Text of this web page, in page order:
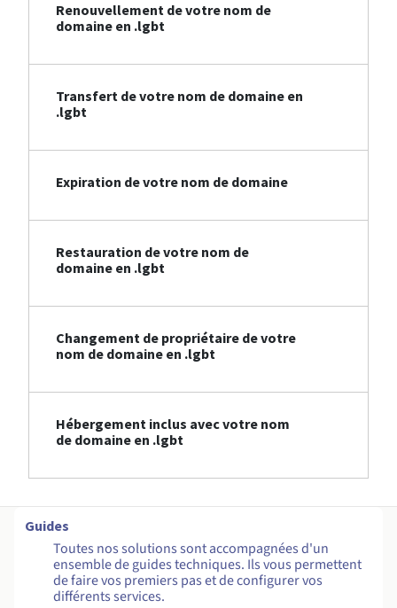
Renouvellement de votre nom de
domaine en .lgbt
Transfert de votre nom de domaine en
.lgbt
Expiration de votre nom de domaine
Restauration de votre nom de
domaine en .lgbt
Changement de propriétaire de votre
nom de domaine en .lgbt
Hébergement inclus avec votre nom
de domaine en .lgbt
Guides
Toutes nos solutions sont accompagnées d'un
ensemble de guides techniques. Ils vous permettent
de faire vos premiers pas et de configurer vos
différents services.